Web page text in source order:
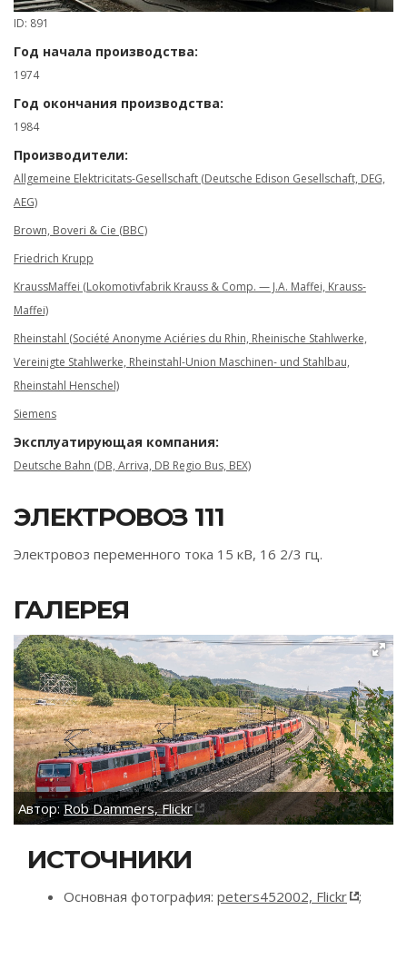
ID: 891
Год начала производства:
1974
Год окончания производства:
1984
Производители:
Allgemeine Elektricitats-Gesellschaft (Deutsche Edison Gesellschaft, DEG,
AEG)
Brown, Boveri & Cie (BBC)
Friedrich Krupp
KraussMaffei (Lokomotivfabrik Krauss & Comp. — J.A. Maffei, Krauss-
Maffei)
Rheinstahl (Société Anonyme Aciéries du Rhin, Rheinische Stahlwerke,
Vereinigte Stahlwerke, Rheinstahl-Union Maschinen- und Stahlbau,
Rheinstahl Henschel)
Siemens
Эксплуатирующая компания:
Deutsche Bahn (DB, Arriva, DB Regio Bus, BEX)
ЭЛЕКТРОВОЗ 111
Электровоз переменного тока 15 кВ, 16 2/3 гц.
ГАЛЕРЕЯ
Автор:Rob Dammers, Flickr
ИСТОЧНИКИ
Основная фотография: peters452002, Flickr ;